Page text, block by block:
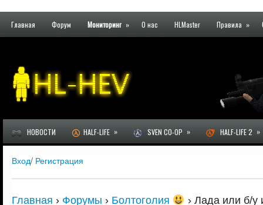
Главная Форум Мониторинг » О нас HLMaster Правила »
НОВОСТИ HALF-LIFE » SVEN CO-OP » HALF-LIFE 2 »
Вход/ Регистрация
Главная › Форумы › Болтоголия › Лада или б/у